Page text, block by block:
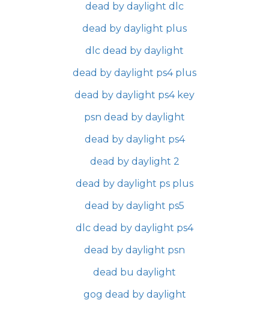
dead by daylight dlc
dead by daylight plus
dlc dead by daylight
dead by daylight ps4 plus
dead by daylight ps4 key
psn dead by daylight
dead by daylight ps4
dead by daylight 2
dead by daylight ps plus
dead by daylight ps5
dlc dead by daylight ps4
dead by daylight psn
dead bu daylight
gog dead by daylight